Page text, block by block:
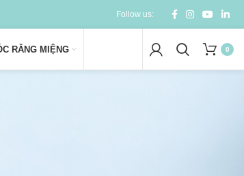
Follow us:
RĂNG MIỆNG 0